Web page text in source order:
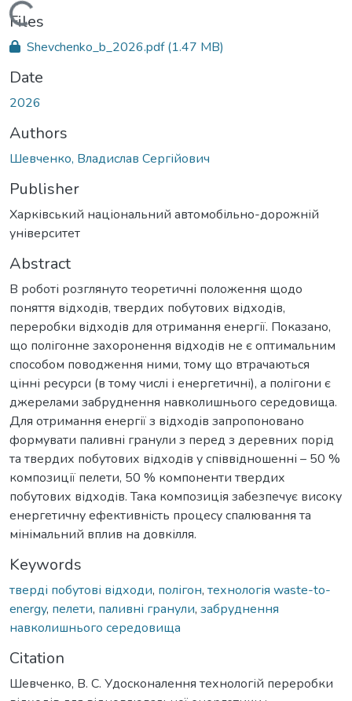
Loading...
Files
Shevchenko_b_2026.pdf(1.47 MB)
Date
2026
Authors
Шевченко, Владислав Сергійович
Publisher
Харківський національний автомобільно-дорожній
університет
Abstract
В роботі розглянуто теоретичні положення щодо
поняття відходів, твердих побутових відходів,
переробки відходів для отримання енергії. Показано,
що полігонне захоронення відходів не є оптимальним
способом поводження ними, тому що втрачаються
цінні ресурси (в тому числі і енергетичні), а полігони є
джерелами забруднення навколишнього середовища.
Для отримання енергії з відходів запропоновано
формувати паливні гранули з перед з деревних порід
та твердих побутових відходів у співвідношенні – 50 %
композиції пелети, 50 % компоненти твердих
побутових відходів. Така композиція забезпечує високу
енергетичну ефективність процесу спалювання та
мінімальний вплив на довкілля.
Keywords
тверді побутові відходи, полігон, технологія waste-to-
energy, пелети, паливні гранули, забруднення
навколишнього середовища
Citation
Шевченко, В. С. Удосконалення технологій переробки